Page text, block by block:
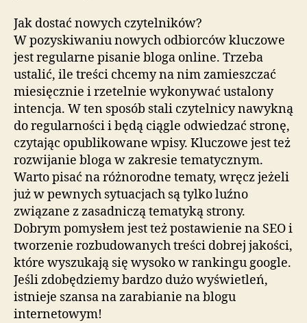
Jak dostać nowych czytelników?
W pozyskiwaniu nowych odbiorców kluczowe
jest regularne pisanie bloga online. Trzeba
ustalić, ile treści chcemy na nim zamieszczać
miesięcznie i rzetelnie wykonywać ustalony
intencja. W ten sposób stali czytelnicy nawykną
do regularności i będą ciągle odwiedzać stronę,
czytając opublikowane wpisy. Kluczowe jest też
rozwijanie bloga w zakresie tematycznym.
Warto pisać na różnorodne tematy, wręcz jeżeli
już w pewnych sytuacjach są tylko luźno
związane z zasadniczą tematyką strony.
Dobrym pomysłem jest też postawienie na SEO i
tworzenie rozbudowanych treści dobrej jakości,
które wyszukają się wysoko w rankingu google.
Jeśli zdobędziemy bardzo dużo wyświetleń,
istnieje szansa na zarabianie na blogu
internetowym!